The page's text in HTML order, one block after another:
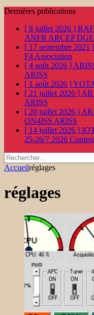
Dernières publications
[ 8 juillet 2026 ]
ANFR ARCEP DGE
[ 17 septembre 2021 ]
F4 Association
[ 4 août 2026 ]
ARISS
[ 1 août 2026 ]
[ 21 juillet 2026 ]
ARISS
[ 20 juillet 2026 ]
ON4ISS ARISS
[ 14 juillet 2026 ]
25-26/7 2026 Contest
Rechercher :
Accueilréglages
réglages